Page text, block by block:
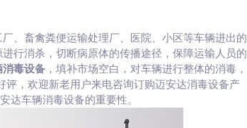
、畜禽粪便运输处理厂、医院、小区等车辆进出的
行消杀，切断病原体的传播途径，保障运输人员的
消毒设备，填补市场空白，对车辆进行整体的消毒，
，欢迎新老用户来电咨询订购迈安达消毒设备产
车辆消毒设备的重要性。